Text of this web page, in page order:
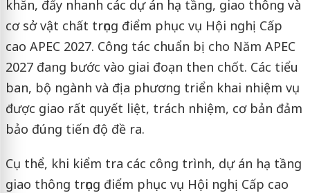
khăn, đẩy nhanh các dự án hạ tầng, giao thông và
cơ sở vật chất trọng điểm phục vụ Hội nghị Cấp
cao APEC 2027. Công tác chuẩn bị cho Năm APEC
2027 đang bước vào giai đoạn then chốt. Các tiểu
ban, bộ ngành và địa phương triển khai nhiệm vụ
được giao rất quyết liệt, trách nhiệm, cơ bản đảm
bảo đúng tiến độ đề ra.
Cụ thể, khi kiểm tra các công trình, dự án hạ tầng
giao thông trọng điểm phục vụ Hội nghị Cấp cao